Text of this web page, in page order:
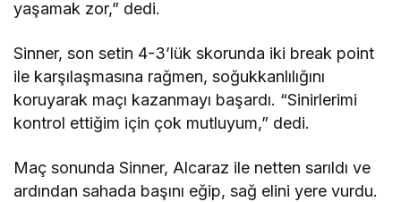
yaşamak zor,” dedi.
Sinner, son setin 4-3’lük skorunda iki break point
ile karşılaşmasına rağmen, soğukkanlılığını
koruyarak maçı kazanmayı başardı. “Sinirlerimi
kontrol ettiğim için çok mutluyum,” dedi.
Maç sonunda Sinner, Alcaraz ile netten sarıldı ve
ardından sahada başını eğip, sağ elini yere vurdu.